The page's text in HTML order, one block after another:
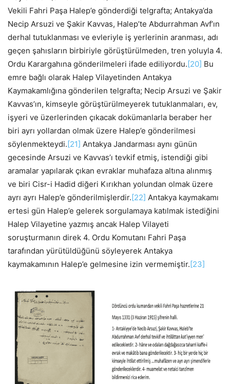
Vekili Fahri Paşa Halep’e gönderdiği telgrafta; Antakya’da
Necip Arsuzi ve Şakir Kavvas, Halep’te Abdurrahman Avf’ın
derhal tutuklanması ve evleriyle iş yerlerinin aranması, adı
geçen şahısların birbiriyle görüştürülmeden, tren yoluyla 4.
Ordu Karargahına gönderilmeleri ifade ediliyordu.[20] Bu
emre bağlı olarak Halep Vilayetinden Antakya
Kaymakamlığına gönderilen telgrafta; Necip Arsuzi ve Şakir
Kavvas’ın, kimseyle görüştürülmeyerek tutuklanmaları, ev,
işyeri ve üzerlerinden çıkacak dokümanlarla beraber her
biri ayrı yollardan olmak üzere Halep’e gönderilmesi
söylenmekteydi.[21] Antakya Jandarması aynı günün
gecesinde Arsuzi ve Kavvas’ı tevkif etmiş, istendiği gibi
aramalar yapılarak çıkan evraklar muhafaza altına alınmış
ve biri Cisr-i Hadid diğeri Kırıkhan yolundan olmak üzere
ayrı ayrı Halep’e gönderilmişlerdir.[22] Antakya kaymakamı
ertesi gün Halep’e gelerek sorgulamaya katılmak istediğini
Halep Vilayetine yazmış ancak Halep Vilayeti
soruşturmanın direk 4. Ordu Komutanı Fahri Paşa
tarafından yürütüldüğünü söyleyerek Antakya
kaymakamının Halep’e gelmesine izin vermemiştir.[23]